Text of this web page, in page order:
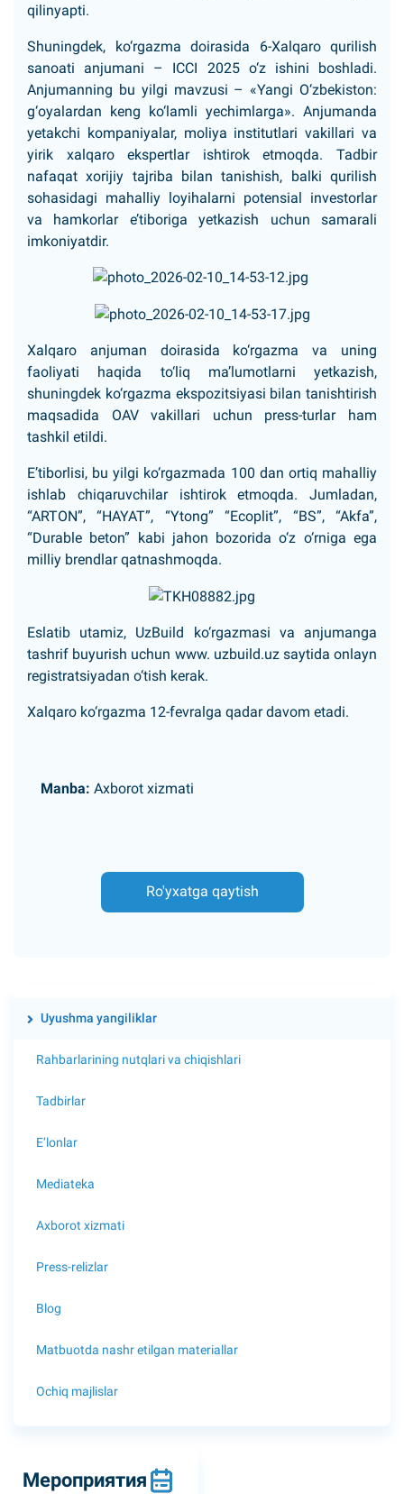
qilinyapti.
Shuningdek, ko‘rgazma doirasida 6-Xalqaro qurilish
sanoati anjumani – ICCI 2025 o‘z ishini boshladi.
Anjumanning bu yilgi mavzusi – «Yangi O‘zbekiston:
g‘oyalardan keng ko‘lamli yechimlarga». Anjumanda
yetakchi kompaniyalar, moliya institutlari vakillari va
yirik xalqaro ekspertlar ishtirok etmoqda. Tadbir
nafaqat xorijiy tajriba bilan tanishish, balki qurilish
sohasidagi mahalliy loyihalarni potensial investorlar
va hamkorlar e’tiboriga yetkazish uchun samarali
imkoniyatdir.
Xalqaro anjuman doirasida ko‘rgazma va uning
faoliyati haqida to‘liq ma’lumotlarni yetkazish,
shuningdek ko‘rgazma ekspozitsiyasi bilan tanishtirish
maqsadida OAV vakillari uchun press-turlar ham
tashkil etildi.
E’tiborlisi, bu yilgi ko‘rgazmada 100 dan ortiq mahalliy
ishlab chiqaruvchilar ishtirok etmoqda. Jumladan,
“ARTON”, “HAYAT”, “Ytong” “Ecoplit”, “BS”, “Akfa”,
“Durable beton” kabi jahon bozorida o‘z o‘rniga ega
milliy brendlar qatnashmoqda.
Eslatib utamiz, UzBuild ko‘rgazmasi va anjumanga
tashrif buyurish uchun www. uzbuild.uz saytida onlayn
registratsiyadan o‘tish kerak.
Xalqaro ko‘rgazma 12-fevralga qadar davom etadi.
Manba: Axborot xizmati
Ro'yxatga qaytish
Uyushma yangiliklar
Rahbarlarining nutqlari va chiqishlari
Tadbirlar
E’lonlar
Mediateka
Axborot xizmati
Press-relizlar
Blog
Matbuotda nashr etilgan materiallar
Ochiq majlislar
Мероприятия